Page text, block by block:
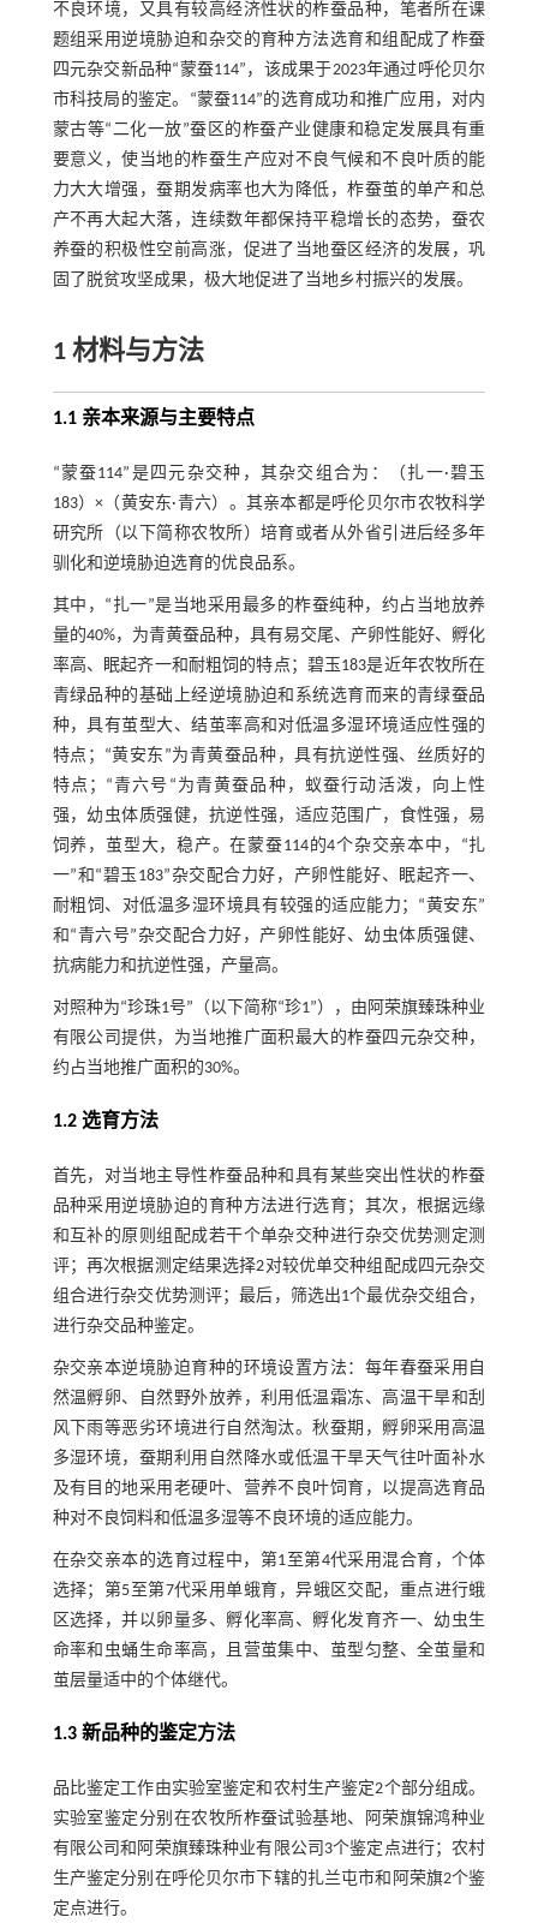
不良环境，又具有较高经济性状的柞蚕品种，笔者所在课
题组采用逆境胁迫和杂交的育种方法选育和组配成了柞蚕
四元杂交新品种“蒙蚕114”，该成果于2023年通过呼伦贝尔
市科技局的鉴定。“蒙蚕114”的选育成功和推广应用，对内
蒙古等“二化一放”蚕区的柞蚕产业健康和稳定发展具有重
要意义，使当地的柞蚕生产应对不良气候和不良叶质的能
力大大增强，蚕期发病率也大为降低，柞蚕茧的单产和总
产不再大起大落，连续数年都保持平稳增长的态势，蚕农
养蚕的积极性空前高涨，促进了当地蚕区经济的发展，巩
固了脱贫攻坚成果，极大地促进了当地乡村振兴的发展。
1 材料与方法
1.1 亲本来源与主要特点
“蒙蚕114”是四元杂交种，其杂交组合为：（扎一·碧玉
183）×（黄安东·青六）。其亲本都是呼伦贝尔市农牧科学
研究所（以下简称农牧所）培育或者从外省引进后经多年
驯化和逆境胁迫选育的优良品系。
其中，“扎一”是当地采用最多的柞蚕纯种，约占当地放养
量的40%，为青黄蚕品种，具有易交尾、产卵性能好、孵化
率高、眠起齐一和耐粗饲的特点；碧玉183是近年农牧所在
青绿品种的基础上经逆境胁迫和系统选育而来的青绿蚕品
种，具有茧型大、结茧率高和对低温多湿环境适应性强的
特点；“黄安东”为青黄蚕品种，具有抗逆性强、丝质好的
特点；“青六号“为青黄蚕品种，蚁蚕行动活泼，向上性
强，幼虫体质强健，抗逆性强，适应范围广，食性强，易
饲养，茧型大，稳产。在蒙蚕114的4个杂交亲本中，“扎
一”和“碧玉183”杂交配合力好，产卵性能好、眠起齐一、
耐粗饲、对低温多湿环境具有较强的适应能力；“黄安东”
和“青六号”杂交配合力好，产卵性能好、幼虫体质强健、
抗病能力和抗逆性强，产量高。
对照种为“珍珠1号”（以下简称“珍1”），由阿荣旗臻珠种业
有限公司提供，为当地推广面积最大的柞蚕四元杂交种，
约占当地推广面积的30%。
1.2 选育方法
首先，对当地主导性柞蚕品种和具有某些突出性状的柞蚕
品种采用逆境胁迫的育种方法进行选育；其次，根据远缘
和互补的原则组配成若干个单杂交种进行杂交优势测定测
评；再次根据测定结果选择2对较优单交种组配成四元杂交
组合进行杂交优势测评；最后，筛选出1个最优杂交组合，
进行杂交品种鉴定。
杂交亲本逆境胁迫育种的环境设置方法：每年春蚕采用自
然温孵卵、自然野外放养，利用低温霜冻、高温干旱和刮
风下雨等恶劣环境进行自然淘汰。秋蚕期，孵卵采用高温
多湿环境，蚕期利用自然降水或低温干旱天气往叶面补水
及有目的地采用老硬叶、营养不良叶饲育，以提高选育品
种对不良饲料和低温多湿等不良环境的适应能力。
在杂交亲本的选育过程中，第1至第4代采用混合育，个体
选择；第5至第7代采用单蛾育，异蛾区交配，重点进行蛾
区选择，并以卵量多、孵化率高、孵化发育齐一、幼虫生
命率和虫蛹生命率高，且营茧集中、茧型匀整、全茧量和
茧层量适中的个体继代。
1.3 新品种的鉴定方法
品比鉴定工作由实验室鉴定和农村生产鉴定2个部分组成。
实验室鉴定分别在农牧所柞蚕试验基地、阿荣旗锦鸿种业
有限公司和阿荣旗臻珠种业有限公司3个鉴定点进行；农村
生产鉴定分别在呼伦贝尔市下辖的扎兰屯市和阿荣旗2个鉴
定点进行。